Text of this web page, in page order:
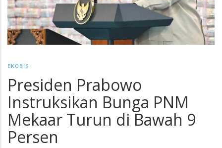
EKOBIS
Presiden Prabowo
Instruksikan Bunga PNM
Mekaar Turun di Bawah 9
Persen